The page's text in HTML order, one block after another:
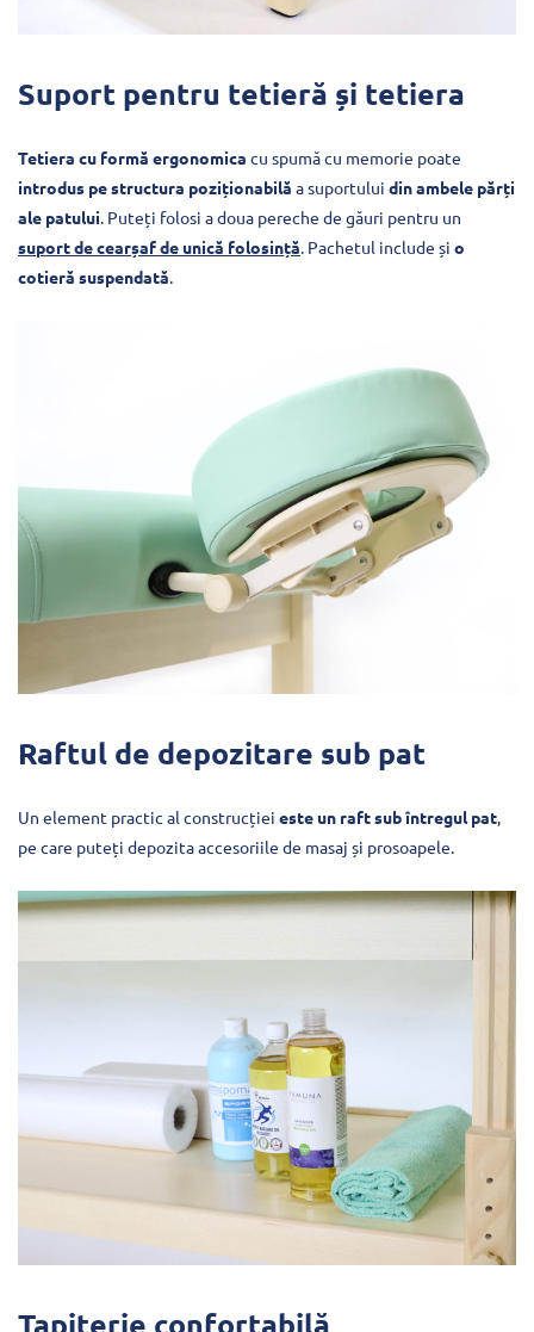
Suport pentru tetieră și tetiera
Tetiera cu formă ergonomica cu spumă cu memorie poate
introdus pe structura poziționabilă a suportului din ambele părți
ale patului . Puteți folosi a doua pereche de găuri pentru un
suport de cearșaf de unică folosință . Pachetul include și o
cotieră suspendată
Raftul de depozitare sub pat
Un element practic al construcției este un raft sub întregul pat,
pe care puteți depozita accesoriile de masaj și prosoapele.
Tapițerie confortabilă